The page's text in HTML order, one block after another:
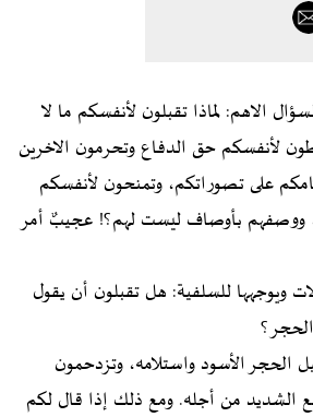
الاهم: لماذا تقبلون لأنفسكم ما لا
لأنفسكم حق الدفاع وتحرمون الاخرين
على تصوراتكم، وتمنحون لأنفسكم
ووصفهم بأوصاف ليست لهم؟! عجيبٌ أمر
للسلفية: هل تقبلون أن يقول
الحجر الأسود واستلامه، وتزدحمون
الشديد من أجله. ومع ذلك إذا قال لكم